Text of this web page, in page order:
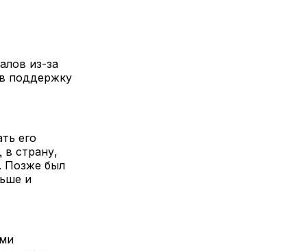
из-за
поддержку
его
в страну,
Позже был
и